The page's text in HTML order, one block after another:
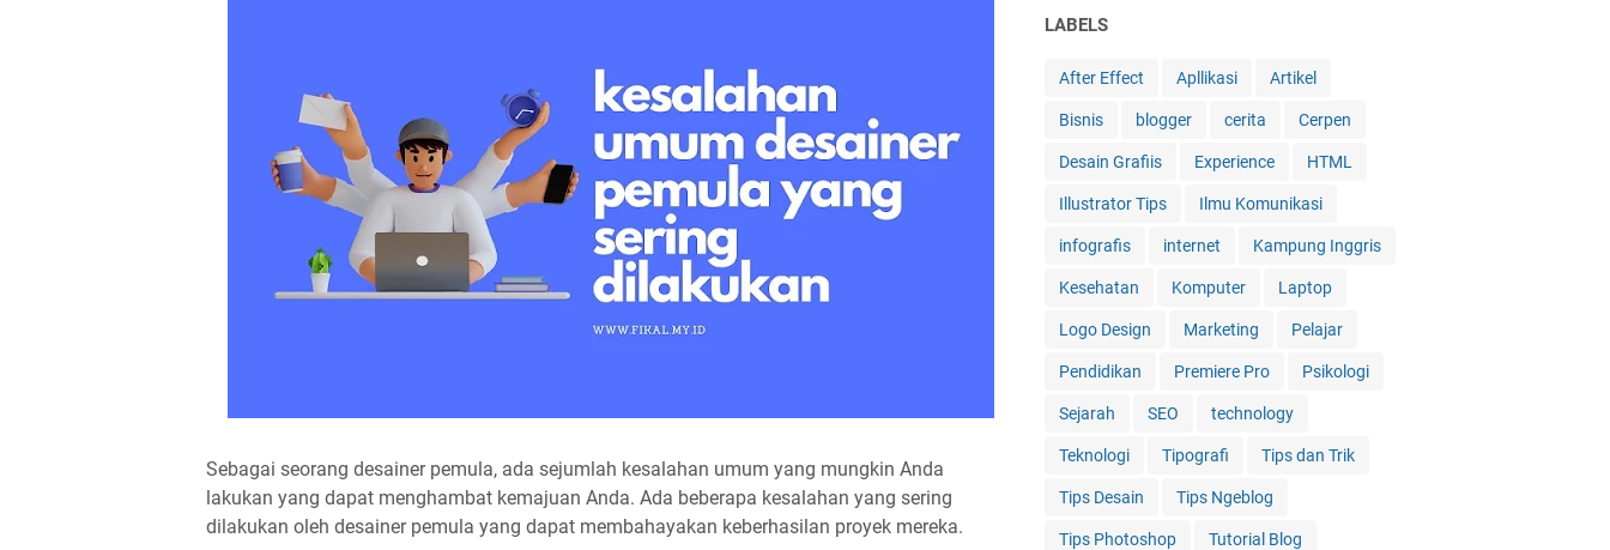
Sebagai seorang desainer pemula, ada sejumlah kesalahan umum yang mungkin Anda
lakukan yang dapat menghambat kemajuan Anda. Ada beberapa kesalahan yang sering
dilakukan oleh desainer pemula yang dapat membahayakan keberhasilan proyek mereka.
LABELS
After Effect Apllikasi Artikel
Bisnis blogger cerita Cerpen
Desain Grafiis Experience HTML
Illustrator Tips Ilmu Komunikasi
infografis internet Kampung Inggris
Kesehatan Komputer Laptop
Logo Design Marketing Pelajar
Pendidikan Premiere Pro Psikologi
Sejarah SEO technology
Teknologi Tipografi Tips dan Trik
Tips Desain Tips Ngeblog
Tips Photoshop Tutorial Blog